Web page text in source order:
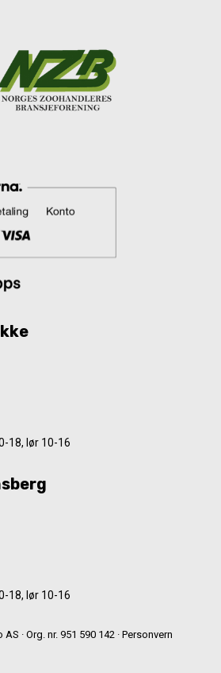
18, lør 10-16
18, lør 10-16
· Org. nr. 951 590 142 · Personvern